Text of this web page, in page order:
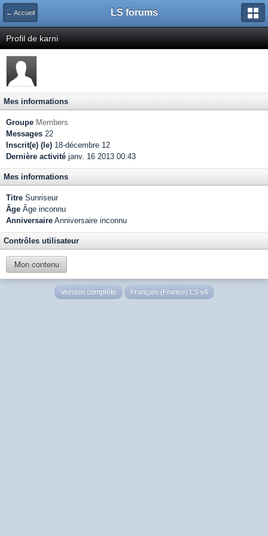
← Accueil LS forums
Profil de karni
Mes informations
Groupe Members
Messages 22
Inscrit(e) (le) 18-décembre 12
Dernière activité janv. 16 2013 00:43
Mes informations
Titre Sunriseur
Âge Âge inconnu
Anniversaire Anniversaire inconnu
Contrôles utilisateur
Mon contenu
Version complète Français (France) LS v4